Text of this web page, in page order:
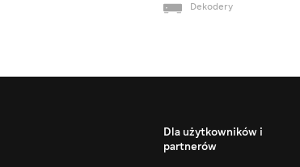
Dekodery
Dla użytkowników i
partnerów